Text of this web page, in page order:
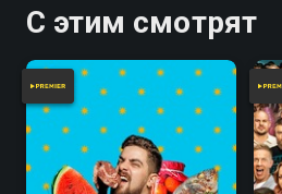
С этим смотрят